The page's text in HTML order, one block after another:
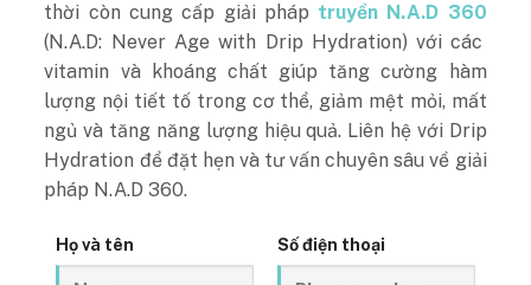
thời còn cung cấp giải pháp truyền N.A.D 360
(N.A.D: Never Age with Drip Hydration) với các
vitamin và khoáng chất giúp tăng cường hàm
lượng nội tiết tố trong cơ thể, giảm mệt mỏi, mất
ngủ và tăng năng lượng hiệu quả. Liên hệ với Drip
Hydration để đặt hẹn và tư vấn chuyên sâu về giải
pháp N.A.D 360.
Họ và tên Số điện thoại